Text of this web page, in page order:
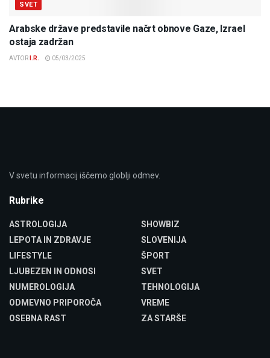
SVET
Arabske države predstavile načrt obnove Gaze, Izrael
ostaja zadržan
AVTOR I.R. 05/03/2025
V svetu informacij iščemo globlji odmev.
Rubrike
ASTROLOGIJA
LEPOTA IN ZDRAVJE
LIFESTYLE
LJUBEZEN IN ODNOSI
NUMEROLOGIJA
ODMEVNO PRIPOROČA
OSEBNA RAST
SHOWBIZ
SLOVENIJA
ŠPORT
SVET
TEHNOLOGIJA
VREME
ZA STARŠE